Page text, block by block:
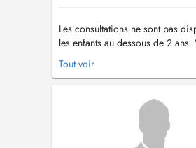
Les consultations ne sont pas
les enfants au dessous de 2 ans.
contacter le secrétariat au
Veuillez noter que le cabinet
direction de Grevenmacher....
Tout voir